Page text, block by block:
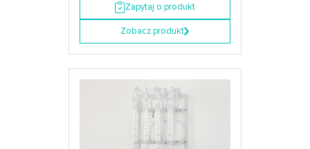
Zapytaj o produkt
Zobacz produkt